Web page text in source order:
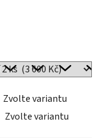
Zvolte variantu
Zvolte variantu